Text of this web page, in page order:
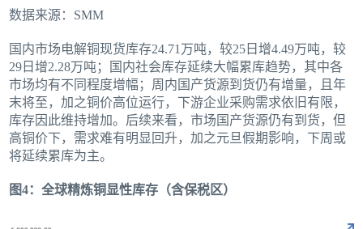
数据来源：SMM
国内市场电解铜现货库存24.71万吨，较25日增4.49万吨，较
29日增2.28万吨；国内社会库存延续大幅累库趋势，其中各
市场均有不同程度增幅；周内国产货源到货仍有增量，且年
末将至，加之铜价高位运行，下游企业采购需求依旧有限，
库存因此维持增加。后续来看，市场国产货源仍有到货，但
高铜价下，需求难有明显回升，加之元旦假期影响，下周或
将延续累库为主。
图4：全球精炼铜显性库存（含保税区）